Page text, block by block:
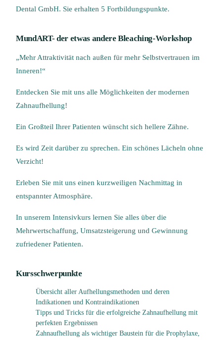
Dental GmbH. Sie erhalten 5 Fortbildungspunkte.
MundART- der etwas andere Bleaching-Workshop
„Mehr Attraktivität nach außen für mehr Selbstvertrauen im
Inneren!“
Entdecken Sie mit uns alle Möglichkeiten der modernen
Zahnaufhellung!
Ein Großteil Ihrer Patienten wünscht sich hellere Zähne.
Es wird Zeit darüber zu sprechen. Ein schönes Lächeln ohne
Verzicht!
Erleben Sie mit uns einen kurzweiligen Nachmittag in
entspannter Atmosphäre.
In unserem Intensivkurs lernen Sie alles über die
Mehrwertschaffung, Umsatzsteigerung und Gewinnung
zufriedener Patienten.
Kursschwerpunkte
Übersicht aller Aufhellungsmethoden und deren
Indikationen und Kontraindikationen
Tipps und Tricks für die erfolgreiche Zahnaufhellung mit
perfekten Ergebnissen
Zahnaufhellung als wichtiger Baustein für die Prophylaxe,